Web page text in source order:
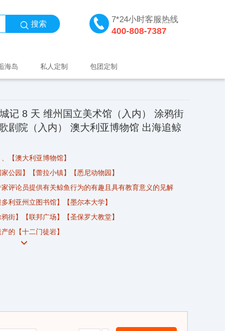
搜索 7*24小时客服热线
400-808-7387
海岛 私人定制 包团定制
记 8 天 维州国立美术馆（入内） 涂鸦街
剧院（入内） 澳大利亚博物馆 出海追鲸
【澳大利亚博物馆】
公园】【蕾拉小镇】【悉尼动物园】
评论员提供有关鲸鱼行为的有趣且具有教育意义的见解
利亚州立图书馆】【墨尔本大学】
街】【联邦广场】【圣保罗大教堂】
的【十二门徒岩】